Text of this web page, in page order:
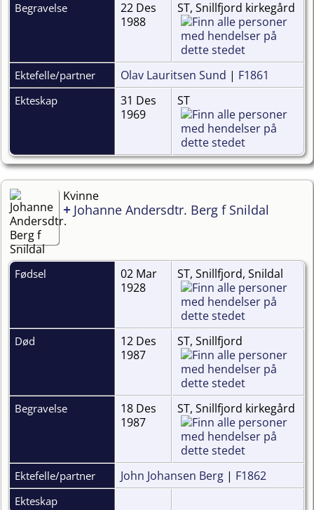
Begravelse
22 Des
1988
ST, Snillfjord kirkegård
Ektefelle/partner Olav Lauritsen Sund | F1861
Ekteskap
31 Des
1969
ST
Kvinne
+ Johanne Andersdtr. Berg f Snildal
Fødsel
02 Mar
1928
ST, Snillfjord, Snildal
Død
12 Des
1987
ST, Snillfjord
Begravelse
18 Des
1987
ST, Snillfjord kirkegård
Ektefelle/partner John Johansen Berg | F1862
Ekteskap